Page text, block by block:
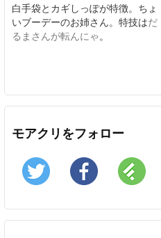
白手袋とカギしっぽが特徴。ちょ
いブーデーのお姉さん。特技はだ
るまさんが転んにゃ。
モアクリをフォロー
Twitter Facebook